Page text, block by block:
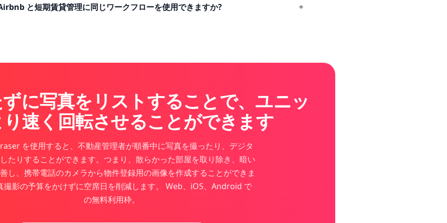
と短期賃貸管理に同じワークフローを使用できますか? +
に写真をリストすることで、ユニッ
速く回転させることができます
を使用すると、不動産管理者が順番中に写真を撮ったり、デジタ
たりすることができます。つまり、散らかった部屋を取り除き、暗い
し、携帯電話のカメラから物件登録用の画像を作成することができま
撮影の予算をかけずに空席日を削減します。 Web、iOS、Android で
の無料利用枠。